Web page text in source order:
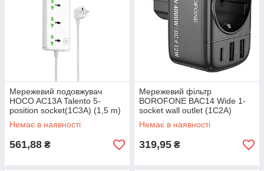
Мережевий подовжувач
HOCO AC13A Talento 5-
position socket(1C3A) (1,5 m)
White
Немає в наявності
561,88 ₴
Мережевий фільтр
BOROFONE BAC14 Wide 1-
socket wall outlet (1C2A)
(EU/GER) Black
Немає в наявності
319,95 ₴